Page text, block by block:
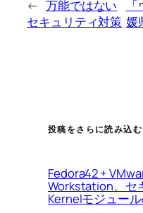
← 万能ではない
セキュリティ対策 媛
投稿をさらに読み込む
Fedora42 +
Workstation、セ
Kernelモジュー